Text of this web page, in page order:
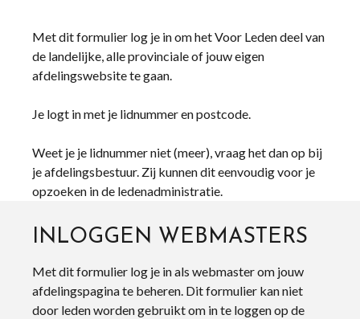
Met dit formulier log je in om het Voor Leden deel van
de landelijke, alle provinciale of jouw eigen
afdelingswebsite te gaan.
Je logt in met je lidnummer en postcode.
Weet je je lidnummer niet (meer), vraag het dan op bij
je afdelingsbestuur. Zij kunnen dit eenvoudig voor je
opzoeken in de ledenadministratie.
INLOGGEN WEBMASTERS
Met dit formulier log je in als webmaster om jouw
afdelingspagina te beheren. Dit formulier kan niet
door leden worden gebruikt om in te loggen op de